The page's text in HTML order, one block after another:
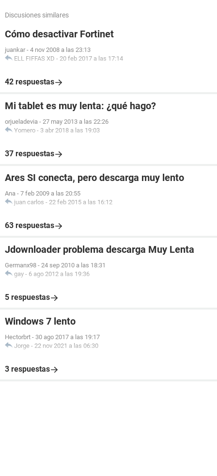
Discusiones similares
Cómo desactivar Fortinet
juankar - 4 nov 2008 a las 23:13
ELL FIFFAS XD - 20 feb 2017 a las 17:14
42 respuestas
Mi tablet es muy lenta: ¿qué hago?
orjueladevia - 27 may 2013 a las 22:26
Yomero - 3 abr 2018 a las 19:03
37 respuestas
Ares SI conecta, pero descarga muy lento
Ana - 7 feb 2009 a las 20:55
juan carlos - 22 feb 2015 a las 16:12
63 respuestas
Jdownloader problema descarga Muy Lenta
Germanx98 - 24 sep 2010 a las 18:31
gay - 6 ago 2012 a las 19:36
5 respuestas
Windows 7 lento
Hectorbrt - 30 ago 2017 a las 19:17
Jorge - 22 nov 2021 a las 06:30
3 respuestas